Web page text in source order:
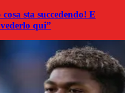
sta succedendo! E
qui”